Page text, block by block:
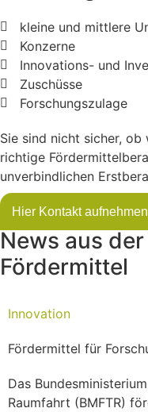
kleine und mittlere
Konzerne
Innovations- und
Zuschüsse
Forschungszulage
Sie sind nicht sicher,
richtige
unverbindlichen
Hier Kontakt aufnehmen
News aus
Fördermittel
Innovation
Fördermittel für
Das
Raumfahrt (BMFTR)